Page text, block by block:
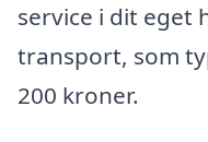
service i dit eget
transport, som
200 kroner.